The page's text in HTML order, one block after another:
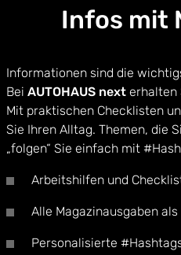
Infos mit
Informationen sind die
Bei AUTOHAUS next erhalten
Mit praktischen Checklisten
Sie Ihren Alltag. Themen, die
„folgen“ Sie einfach mit
Arbeitshilfen und
Alle Magazinausgaben
Personalisierte